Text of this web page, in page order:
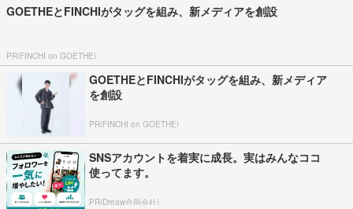
GOETHEとFINCHIがタッグを組み、新メディアを創設
PR(FINCHI on GOETHE)
GOETHEとFINCHIがタッグを組み、新メディア
を創設
PR(FINCHI on GOETHE)
SNSアカウントを着実に成長。実はみんなココ
使ってます。
PR(Dreaw合同会社)